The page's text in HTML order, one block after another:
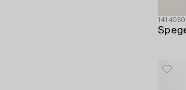
1414060